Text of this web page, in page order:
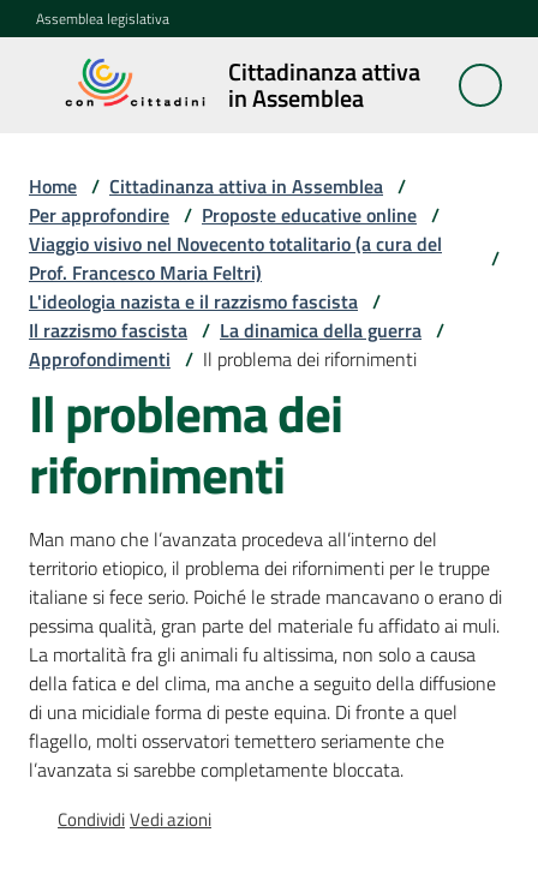
Vai al contenuto
Vai alla navigazione
Vai al footer
Assemblea legislativa
Cittadinanza attiva
in Assemblea
Cittadinanza
attiva in
Concittadini
Porte
aperte
in
Assemblea
Mostre
itineranti
Percorsi
sulla
memoria
Seguici
su
Home / Cittadinanza attiva in Assemblea /
Per approfondire / Proposte educative online /
Viaggio visivo nel Novecento totalitario (a cura del
Prof. Francesco Maria Feltri)
/
L'ideologia nazista e il razzismo fascista /
Il razzismo fascista / La dinamica della guerra /
Approfondimenti / Il problema dei rifornimenti
Il problema dei
rifornimenti
Man mano che l’avanzata procedeva all’interno del
territorio etiopico, il problema dei rifornimenti per le truppe
italiane si fece serio. Poiché le strade mancavano o erano di
pessima qualità, gran parte del materiale fu affidato ai muli.
La mortalità fra gli animali fu altissima, non solo a causa
della fatica e del clima, ma anche a seguito della diffusione
di una micidiale forma di peste equina. Di fronte a quel
flagello, molti osservatori temettero seriamente che
l’avanzata si sarebbe completamente bloccata.
CondividiVedi azioni